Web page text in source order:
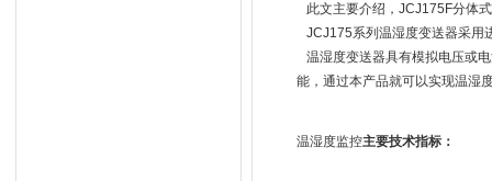
此文主要介绍，JCJ175F分体
JCJ175系列温湿度变送器采用
温湿度变送器具有模拟电压或
能，通过本产品就可以实现温湿
温湿度监控主要技术指标：